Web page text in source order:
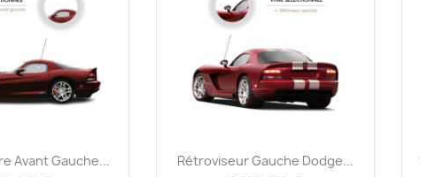
rapide
Avant Gauche... Aperçu rapide
Rétroviseur Gauche Dodge...